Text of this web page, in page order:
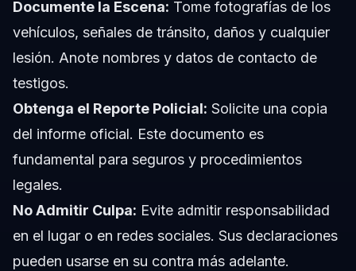
Documente la Escena: Tome fotografías de los
vehículos, señales de tránsito, daños y cualquier
lesión. Anote nombres y datos de contacto de
testigos.
Obtenga el Reporte Policial: Solicite una copia
del informe oficial. Este documento es
fundamental para seguros y procedimientos
legales.
No Admitir Culpa: Evite admitir responsabilidad
en el lugar o en redes sociales. Sus declaraciones
pueden usarse en su contra más adelante.